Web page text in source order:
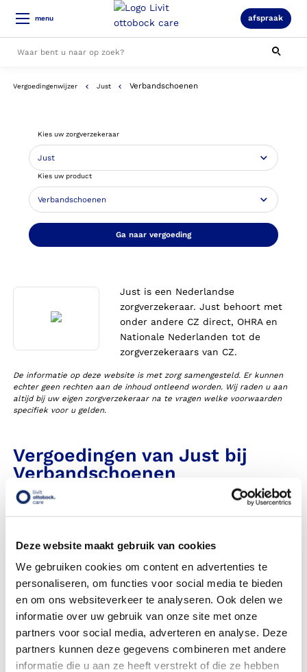
Deze website maakt gebruik van cookies
We gebruiken cookies om content en advertenties te
personaliseren, om functies voor social media te bieden
en om ons websiteverkeer te analyseren. Ook delen we
informatie over uw gebruik van onze site met onze
partners voor social media, adverteren en analyse. Deze
partners kunnen deze gegevens combineren met andere
informatie die u aan ze heeft verstrekt of die ze hebben
menu afspraak
Alle resultaten
Vergoedingenwijzer Just Verbandschoenen
Kies uw zorgverzekeraar
Kies uw product
Ga naar vergoeding
Just is een Nederlandse
zorgverzekeraar. Just behoort met
onder andere CZ direct, OHRA en
Nationale Nederlanden tot de
zorgverzekeraars van CZ.
De informatie op deze website is met zorg samengesteld. Er kunnen
echter geen rechten aan de inhoud ontleend worden. Wij raden u aan
altijd bij uw eigen zorgverzekeraar na te vragen welke voorwaarden
specifiek voor u gelden.
Vergoedingen van Just bij
Verbandschoenen
Heeft Livit Ottobock Care een contract met deze
zorgverzekeraar in 2026?
Krijg ik een vergoeding voor mijn verbandschoenen?
Moet ik een eigen bijdrage betalen voor verbandschoenen?
Heb ik vooraf toestemming nodig van mijn
Heb ik een verwijsbrief nodig?